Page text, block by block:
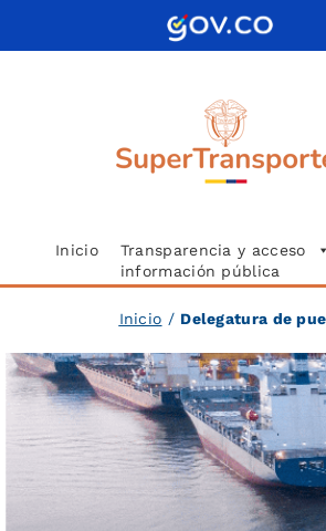
Inicio
Transparencia y acceso
información pública
Inicio / Delegatura de